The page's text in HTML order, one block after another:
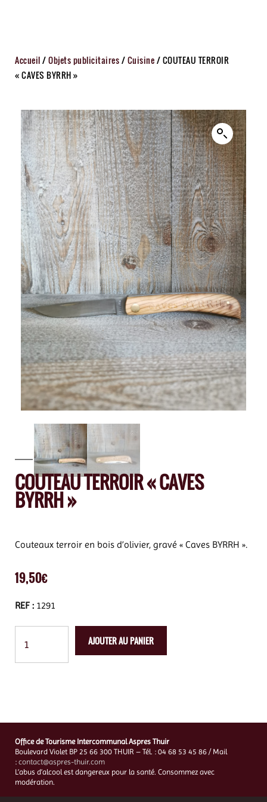
Accueil/Objets publicitaires/Cuisine/ COUTEAU TERROIR
« CAVES BYRRH »
COUTEAU TERROIR « CAVES
BYRRH »
Couteaux terroir en bois d’olivier, gravé « Caves BYRRH ».
19,50€
REF : 1291
AJOUTER AU PANIER
Office de Tourisme Intercommunal Aspres Thuir
Boulevard Violet BP 25 66 300 THUIR – Tél. : 04 68 53 45 86 / Mail
: contact@aspres-thuir.com
L’abus d’alcool est dangereux pour la santé. Consommez avec
modération.